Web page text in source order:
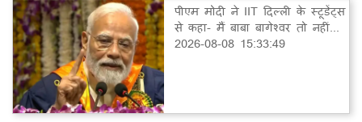
पीएम मोदी ने IIT दिल्ली के स्टूडेंट्स
से कहा- मैं बाबा बागेश्वर तो नहीं...
2026-08-08 15:33:49